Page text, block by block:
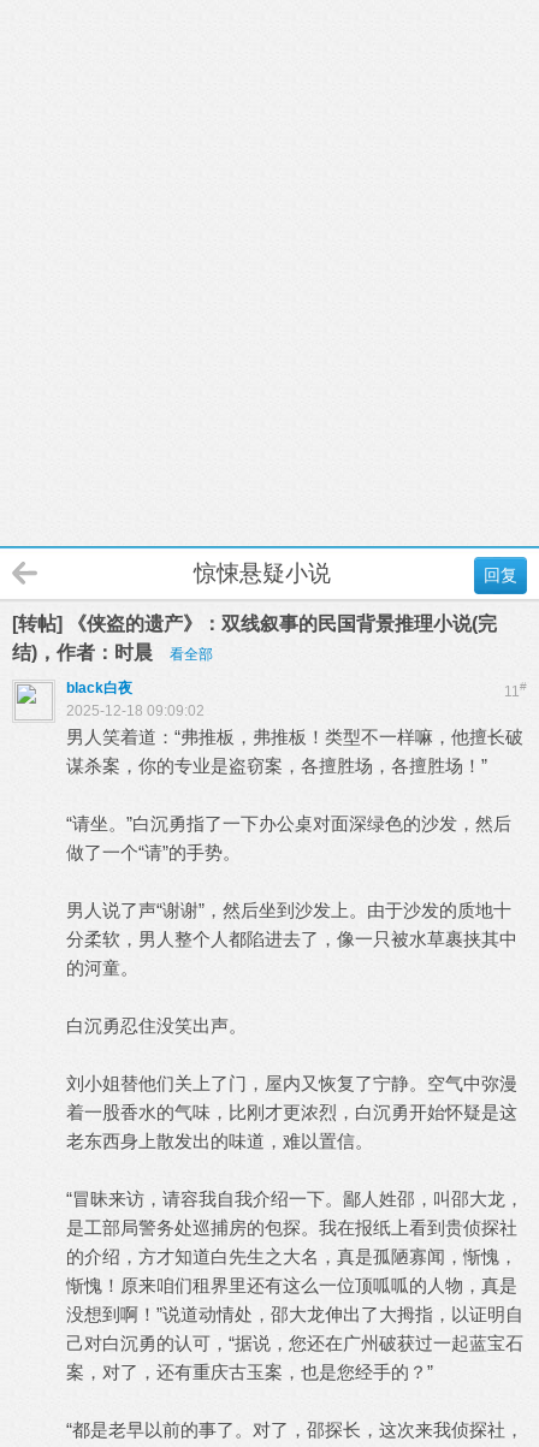
回复
惊悚悬疑小说
[转帖] 《侠盗的遗产》：双线叙事的民国背景推理小说(完
结)，作者：时晨
看全部
11#
black白夜
2025-12-18 09:09:02
男人笑着道：“弗推板，弗推板！类型不一样嘛，他擅长破
谋杀案，你的专业是盗窃案，各擅胜场，各擅胜场！”
“请坐。”白沉勇指了一下办公桌对面深绿色的沙发，然后
做了一个“请”的手势。
男人说了声“谢谢”，然后坐到沙发上。由于沙发的质地十
分柔软，男人整个人都陷进去了，像一只被水草裹挟其中
的河童。
白沉勇忍住没笑出声。
刘小姐替他们关上了门，屋内又恢复了宁静。空气中弥漫
着一股香水的气味，比刚才更浓烈，白沉勇开始怀疑是这
老东西身上散发出的味道，难以置信。
“冒昧来访，请容我自我介绍一下。鄙人姓邵，叫邵大龙，
是工部局警务处巡捕房的包探。我在报纸上看到贵侦探社
的介绍，方才知道白先生之大名，真是孤陋寡闻，惭愧，
惭愧！原来咱们租界里还有这么一位顶呱呱的人物，真是
没想到啊！”说道动情处，邵大龙伸出了大拇指，以证明自
己对白沉勇的认可，“据说，您还在广州破获过一起蓝宝石
案，对了，还有重庆古玉案，也是您经手的？”
“都是老早以前的事了。对了，邵探长，这次来我侦探社，